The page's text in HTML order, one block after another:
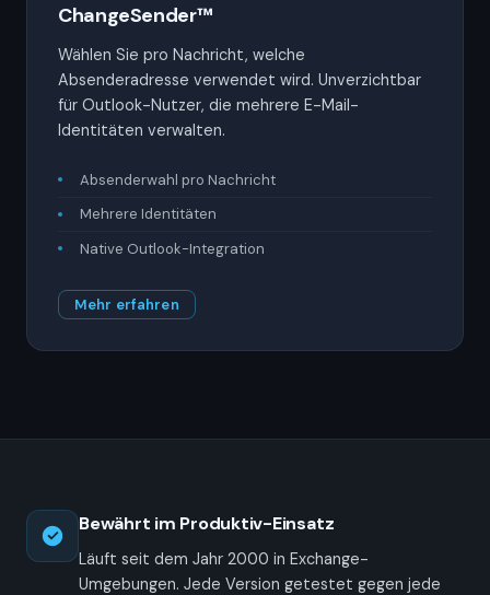
ChangeSender™
Wählen Sie pro Nachricht, welche
Absenderadresse verwendet wird. Unverzichtbar
für Outlook-Nutzer, die mehrere E-Mail-
Identitäten verwalten.
Absenderwahl pro Nachricht
Mehrere Identitäten
Native Outlook-Integration
Mehr erfahren
Bewährt im Produktiv-Einsatz
Läuft seit dem Jahr 2000 in Exchange-
Umgebungen. Jede Version getestet gegen jede